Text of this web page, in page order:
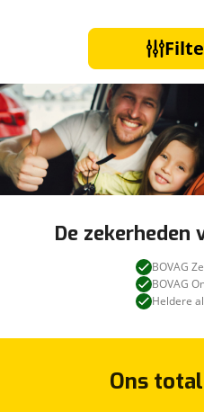
De zekerheden
BOVAG
BOVAG
Heldere
Ons